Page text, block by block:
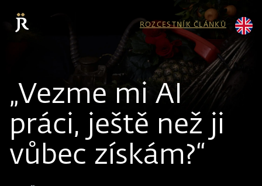
ROZCESTNÍK ČLÁNKŮ
„Vezme mi AI
práci, ještě než ji
vůbec získám?“